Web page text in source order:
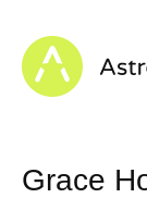
Astrolabe CAE
Grace